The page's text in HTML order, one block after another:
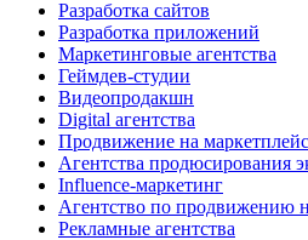
Разработка сайтов
Разработка приложений
Маркетинговые агентства
Геймдев-студии
Видеопродакшн
Digital агентства
Продвижение на
Агентства продюсирования
Influence-маркетинг
Агентство по продвижению
Рекламные агентства